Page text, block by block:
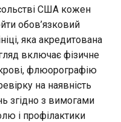
США кожен
обов’язковий
яка акредитована
включає фізичне
флюорографію
на наявність
згідно з вимогами
і профілактики